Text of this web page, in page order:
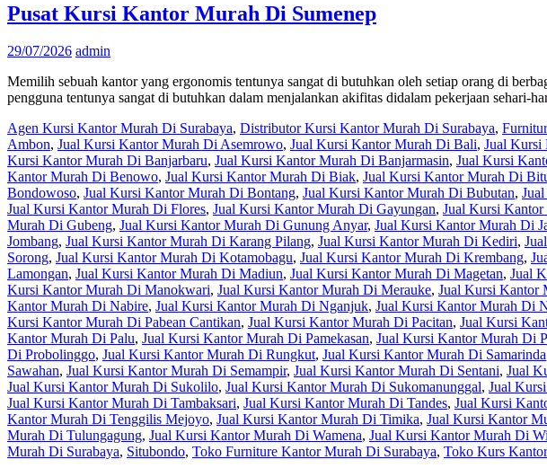
Pusat Kursi Kantor Murah Di Sumenep
29/07/2026 admin
Memilih sebuah kantor yang ergonomis tentunya sangat di butuhkan oleh setiap orang di
pengguna tentunya sangat di butuhkan dalam menjalankan akifitas didalam pekerjaan sehari-
Agen Kursi Kantor Murah Di Surabaya, Distributor Kursi Kantor Murah Di Surabaya,
Ambon, Jual Kursi Kantor Murah Di Asemrowo, Jual Kursi Kantor Murah Di Bali, Jual Kursi
Kursi Kantor Murah Di Banjarbaru, Jual Kursi Kantor Murah Di Banjarmasin, Jual Kursi
Kantor Murah Di Benowo, Jual Kursi Kantor Murah Di Biak, Jual Kursi Kantor Murah Di
Bondowoso, Jual Kursi Kantor Murah Di Bontang, Jual Kursi Kantor Murah Di Bubutan,
Jual Kursi Kantor Murah Di Flores, Jual Kursi Kantor Murah Di Gayungan, Jual Kursi
Murah Di Gubeng, Jual Kursi Kantor Murah Di Gunung Anyar, Jual Kursi Kantor Murah Di
Jombang, Jual Kursi Kantor Murah Di Karang Pilang, Jual Kursi Kantor Murah Di Kediri,
Sorong, Jual Kursi Kantor Murah Di Kotamobagu, Jual Kursi Kantor Murah Di Krembang,
Lamongan, Jual Kursi Kantor Murah Di Madiun, Jual Kursi Kantor Murah Di Magetan, Jual
Kursi Kantor Murah Di Manokwari, Jual Kursi Kantor Murah Di Merauke, Jual Kursi Kantor
Kantor Murah Di Nabire, Jual Kursi Kantor Murah Di Nganjuk, Jual Kursi Kantor Murah Di
Kursi Kantor Murah Di Pabean Cantikan, Jual Kursi Kantor Murah Di Pacitan, Jual Kursi
Kantor Murah Di Palu, Jual Kursi Kantor Murah Di Pamekasan, Jual Kursi Kantor Murah Di
Di Probolinggo, Jual Kursi Kantor Murah Di Rungkut, Jual Kursi Kantor Murah Di Samarinda
Sawahan, Jual Kursi Kantor Murah Di Semampir, Jual Kursi Kantor Murah Di Sentani, Jual
Jual Kursi Kantor Murah Di Sukolilo, Jual Kursi Kantor Murah Di Sukomanunggal, Jual
Jual Kursi Kantor Murah Di Tambaksari, Jual Kursi Kantor Murah Di Tandes, Jual Kursi
Kantor Murah Di Tenggilis Mejoyo, Jual Kursi Kantor Murah Di Timika, Jual Kursi Kantor
Murah Di Tulungagung, Jual Kursi Kantor Murah Di Wamena, Jual Kursi Kantor Murah Di
Murah Di Surabaya, Situbondo, Toko Furniture Kantor Murah Di Surabaya, Toko Kurs